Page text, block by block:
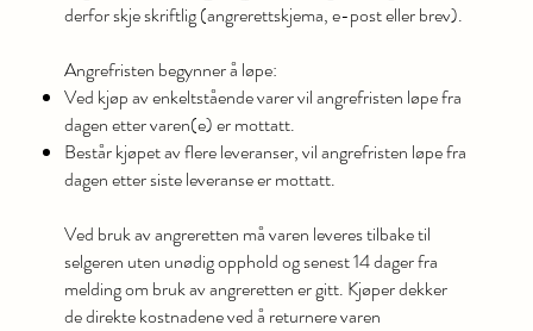
derfor skje skriftlig (angrerettskjema, e-post eller brev).
Angrefristen begynner å løpe:
Ved kjøp av enkeltstående varer vil angrefristen løpe fra
dagen etter varen(e) er mottatt.
Består kjøpet av flere leveranser, vil angrefristen løpe fra
dagen etter siste leveranse er mottatt.
Ved bruk av angreretten må varen leveres tilbake til
selgeren uten unødig opphold og senest 14 dager fra
melding om bruk av angreretten er gitt. Kjøper dekker
de direkte kostnadene ved å returnere varen